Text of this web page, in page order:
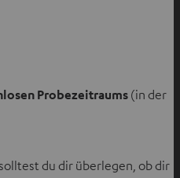
Probezeitraums (in der
du dir überlegen, ob dir